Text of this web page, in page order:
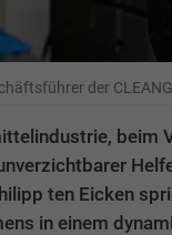
der
beim
ten Eicken
in einem